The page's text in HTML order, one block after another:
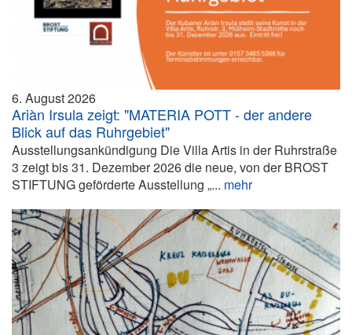
6. August 2026
Ariàn Irsula zeigt: "MATERIA POTT - der andere
Blick auf das Ruhrgebiet"
Ausstellungsankündigung Die Villa Artis in der Ruhrstraße
3 zeigt bis 31. Dezember 2026 die neue, von der BROST
STIFTUNG geförderte Ausstellung „... mehr